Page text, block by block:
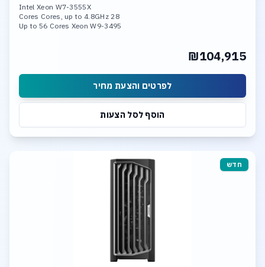
Intel Xeon W7-3555X
28 Cores Cores, up to 4.8GHz
Up to 56 Cores Xeon W9-3495
₪104,915
לפרטים והצעת מחיר
הוסף לסל הצעות
חדש